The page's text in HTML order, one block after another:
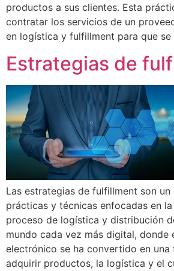
productos a sus clientes. Esta
contratar los servicios de un
en logística y fulfillment para que
Estrategias de
Las estrategias de fulfillment son
prácticas y técnicas enfocadas en
proceso de logística y distribución
mundo cada vez más digital, donde
electrónico se ha convertido en una
adquirir productos, la logística y el